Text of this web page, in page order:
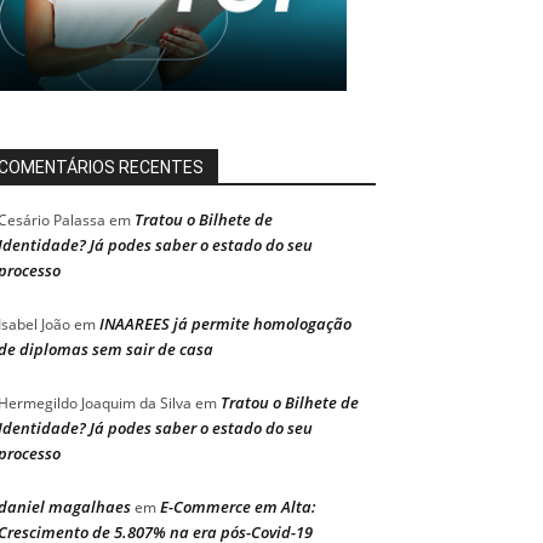
RECENTES
Palassa em Tratou o Bilhete de
Já podes saber o estado do seu
JoãoemINAAREES já permite homologação
diplomas sem sair de casa
Joaquim da Silva em Tratou o Bilhete de
Já podes saber o estado do seu
magalhaesemE-Commerce em Alta:
de 5.807% na era pós-Covid-19